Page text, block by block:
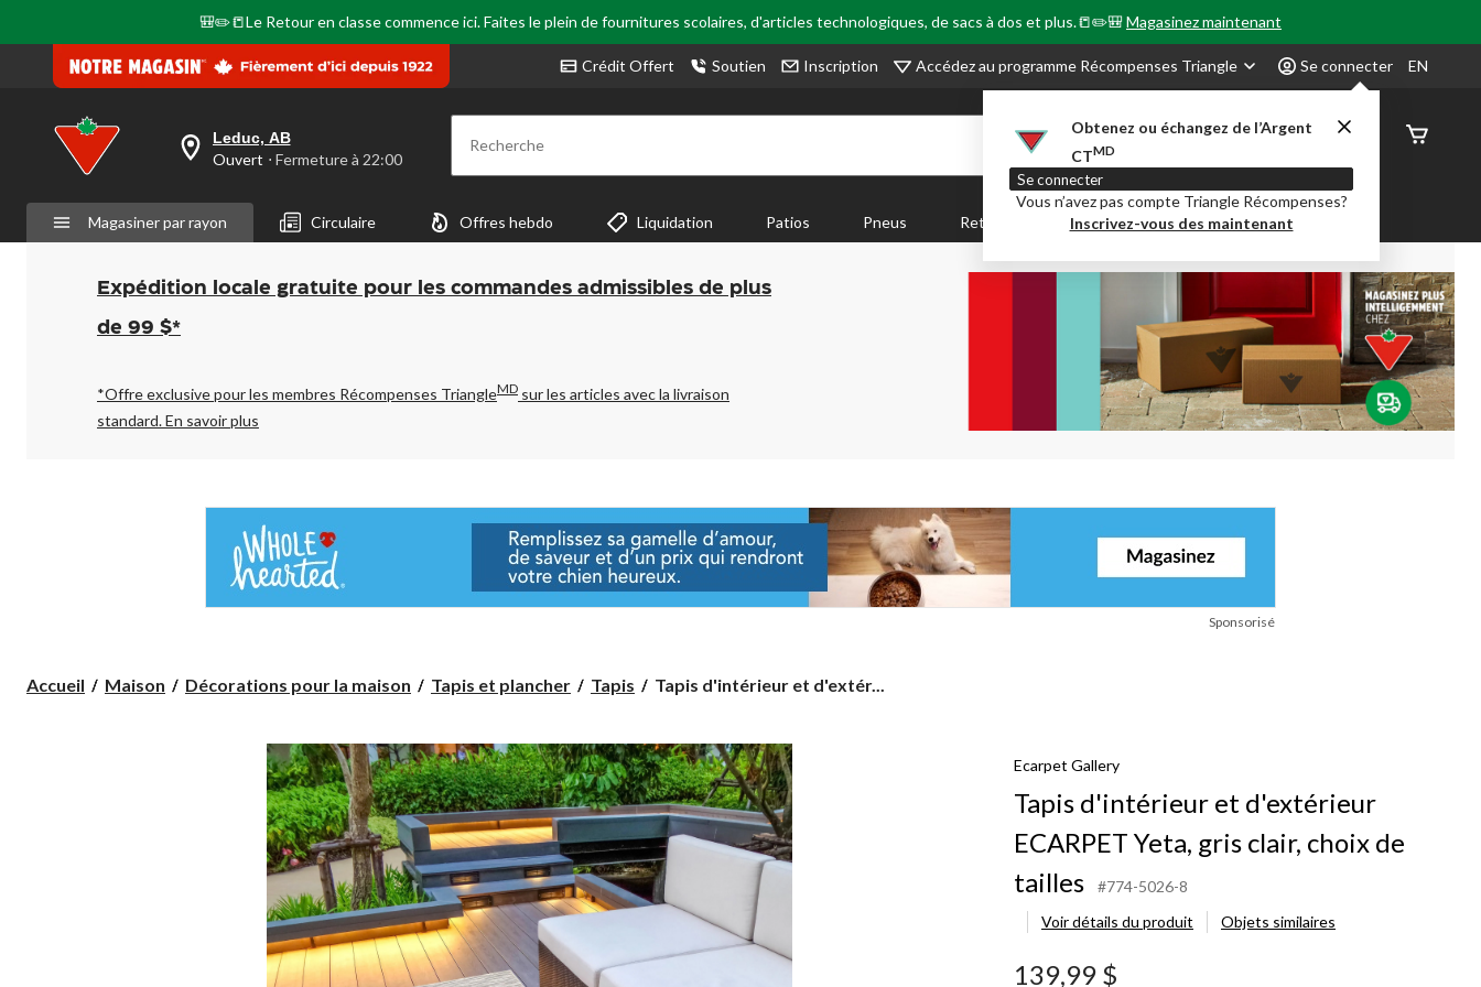
🎒✏️📒Le Retour en classe commence ici. Faites le plein de fournitures scolaires, d'articles technologiques, de sacs à dos et plus.📒✏️🎒Magasinez maintenant
Crédit Offert Soutien Inscription Accédez au programme Récompenses Triangle Se connecter
Obtenez ou échangez de l’Argent
CTMD
Se connecter
Vous n’avez pas compte Triangle Récompenses?
Inscrivez-vous des maintenant
EN
votre
est
Leduc,
AB,
Ouvert,
Fermeture
à
pour
changer
Leduc, AB
Ouvert ⋅ Fermeture à 22:00 Recherche
État de
Magasiner par rayon Circulaire Offres hebdo Liquidation Patios Pneus Retour en Classe Party City Centre-auto
Expédition locale gratuite pour les commandes admissibles de plus
de 99 $*
*Offre exclusive pour les membres Récompenses TriangleMD sur les articles avec la livraison
standard.En savoir plus
Sponsorisé
Accueil Maison Décorations pour la maison Tapis et plancher Tapis
Tapis
d'extérieur
ECARPET
Yeta,
gris
clair,
choix
de
tailles
Tapis d'intérieur et d'extér...
Ecarpet Gallery
Tapis d'intérieur et d'extérieur
ECARPET Yeta, gris clair, choix de
tailles
#774-5026-8
Voir détails du produit
Objets similaires
139,99 $